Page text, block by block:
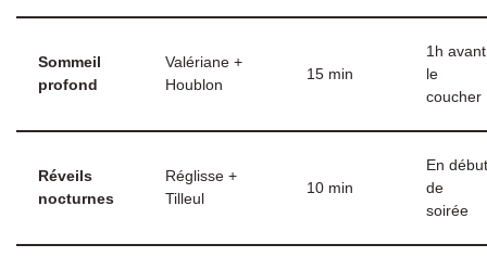
Sommeil
profond
Valériane +
Houblon
15 min
1h avant
le
coucher
Réveils
nocturnes
Réglisse +
Tilleul
10 min
En début
de
soirée